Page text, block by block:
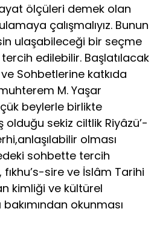
ölçüleri demek olan
çalışmalıyız. Bunun
ula­şabileceği bir seçme
edilebilir. Başlatılacak
Sohbetlerine katkıda
M. Yaşar
beylerle birlikte
olduğu sekiz ciltlik Riyâzü’-
olması
sohbette tercih
sire ve İslâm Tarihi
kimliği ve kültürel
bakımından okunması